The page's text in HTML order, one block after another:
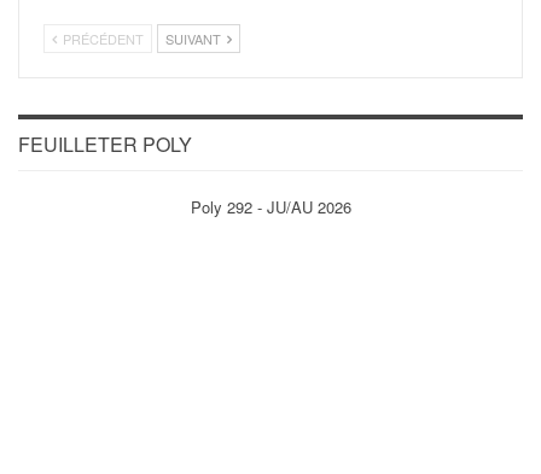
PRÉCÉDENT SUIVANT
FEUILLETER POLY
Poly 292 - JU/AU 2026